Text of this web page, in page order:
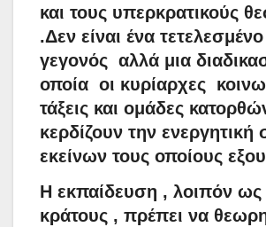
και τους υπερκρατικούς
.Δεν είναι ένα
γεγονός αλλά μια
οποία οι κυρίαρχες
τάξεις και ομάδες
κερδίζουν την ενεργητική
εκείνων τους οποίους
Η εκπαίδευση , λοιπόν ως
κράτους , πρέπει να